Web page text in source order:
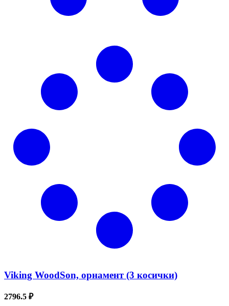
Viking WoodSon, орнамент (3 косички)
2796.5 ₽